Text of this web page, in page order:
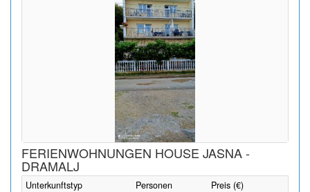
FERIENWOHNUNGEN HOUSE JASNA -
DRAMALJ
Unterkunftstyp Personen
Preis (€)